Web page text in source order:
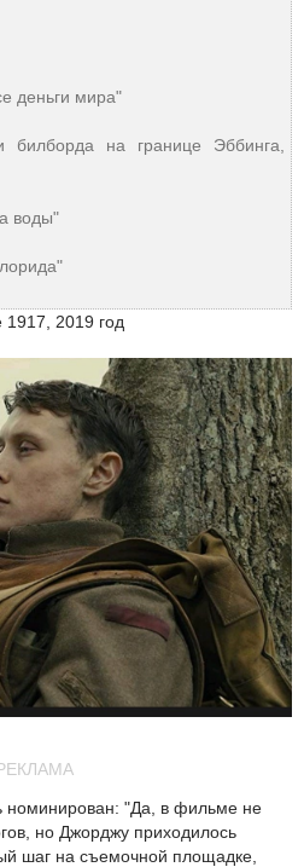
деньги мира"
на границе Эббинга,
воды"
2019 год
номинирован: "Да, в фильме не
но Джорджу приходилось
шаг на съемочной площадке,